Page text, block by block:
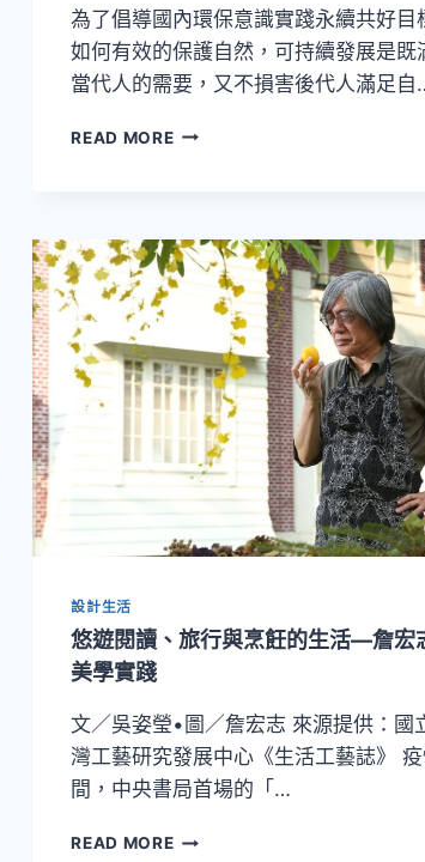
最
佳
專
輯
計
為了倡導國內環保意識實踐永續共好目
如何有效的保護自然，可持續發展是既
當代人的需要，又不損害後代人滿足自
READ MORE咖
種
蔬
果
好！
NESPRESSO
國
臺
灣
園
觀
學
系
布
設計生活
悠遊閱讀、旅行與烹飪的生活—詹宏
美學實踐
文／吳姿瑩•圖／詹宏志 來源提供：國
灣工藝研究發展中心《生活工藝誌》
間，中央書局首場的「…
READ MORE悠